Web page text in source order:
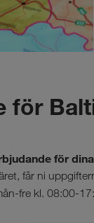
för
för
får ni
fre kl. 08:00-